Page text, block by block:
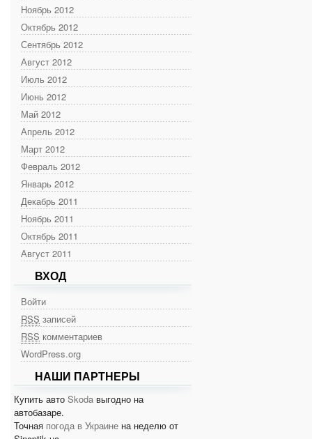
Ноябрь 2012
Октябрь 2012
Сентябрь 2012
Август 2012
Июль 2012
Июнь 2012
Май 2012
Апрель 2012
Март 2012
Февраль 2012
Январь 2012
Декабрь 2011
Ноябрь 2011
Октябрь 2011
Август 2011
ВХОД
Войти
RSS записей
RSS комментариев
WordPress.org
НАШИ ПАРТНЕРЫ
Купить авто Skoda выгодно на
автобазаре.
Точная погода в Украине на неделю от